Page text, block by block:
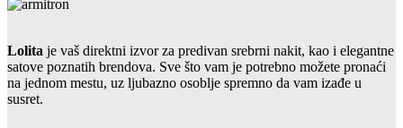
Lolita je vaš direktni izvor za predivan srebrni nakit, kao i elegantne
satove poznatih brendova. Sve što vam je potrebno možete pronaći
na jednom mestu, uz ljubazno osoblje spremno da vam izađe u
susret.